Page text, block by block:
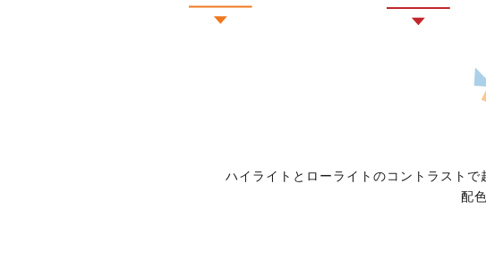
ハイライトとローライトのコントラスト
配